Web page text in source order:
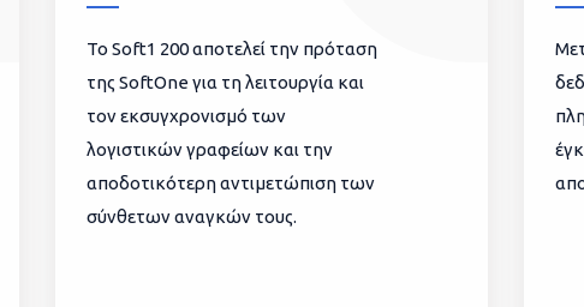
To Soft1 200 αποτελεί την πρόταση
της SoftOne για τη λειτουργία και
τον εκσυγχρονισμό των
λογιστικών γραφείων και την
αποδοτικότερη αντιμετώπιση των
σύνθετων αναγκών τους.